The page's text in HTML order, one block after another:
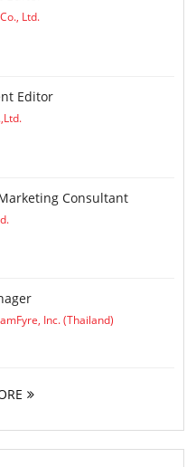
Ltd.
Editor
Consultant
Inc. (Thailand)